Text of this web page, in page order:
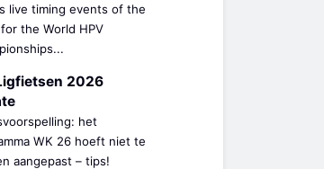
live timing events of the
the World HPV
2026
het
WK 26 hoeft niet te
aangepast – tips!